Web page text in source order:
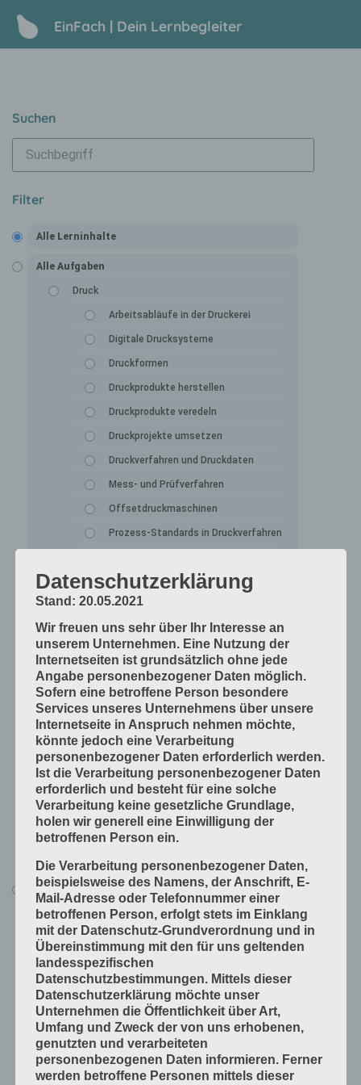
EinFach | Dein Lernbegleiter
Suchen
Filter
Alle Lerninhalte
Alle Aufgaben
Druck
Arbeitsabläufe in der Druckerei
Digitale Drucksysteme
Druckformen
Druckprodukte herstellen
Druckprodukte veredeln
Druckprojekte umsetzen
Druckverfahren und Druckdaten
Mess- und Prüfverfahren
Offsetdruckmaschinen
Prozess-Standards in Druckverfahren
Druckverarbeitung
Bogen falzen
Bogen schneiden
Einbandmaterialien
Papier, Karton, Pappe, Kunststoffe
Produkte fügen
Produkte handwerklich herstellen
Produkte industriell herstellen
Technische Grundlagen
Verfahrenstechniken
Alle Lerninhalte
Druck
Arbeitsabläufe in der Druckerei
Digitale Drucksysteme
Druckformen
Druckprodukte herstellen
Druckprodukte veredeln
Druckprojekte umsetzen
Datenschutzerklärung
Stand: 20.05.2021
Wir freuen uns sehr über Ihr Interesse an
unserem Unternehmen. Eine Nutzung der
Internetseiten ist grundsätzlich ohne jede
Angabe personenbezogener Daten möglich.
Sofern eine betroffene Person besondere
Services unseres Unternehmens über unsere
Internetseite in Anspruch nehmen möchte,
könnte jedoch eine Verarbeitung
personenbezogener Daten erforderlich werden.
Ist die Verarbeitung personenbezogener Daten
erforderlich und besteht für eine solche
Verarbeitung keine gesetzliche Grundlage,
holen wir generell eine Einwilligung der
betroffenen Person ein.
Die Verarbeitung personenbezogener Daten,
beispielsweise des Namens, der Anschrift, E-
Mail-Adresse oder Telefonnummer einer
betroffenen Person, erfolgt stets im Einklang
mit der Datenschutz-Grundverordnung und in
Übereinstimmung mit den für uns geltenden
landesspezifischen
Datenschutzbestimmungen. Mittels dieser
Datenschutzerklärung möchte unser
Unternehmen die Öffentlichkeit über Art,
Umfang und Zweck der von uns erhobenen,
genutzten und verarbeiteten
personenbezogenen Daten informieren. Ferner
werden betroffene Personen mittels dieser